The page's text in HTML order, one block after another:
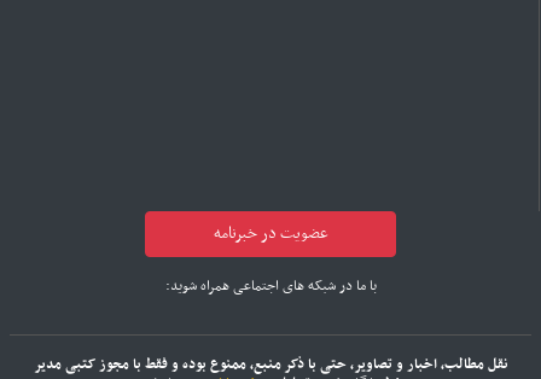
عضویت در خبرنامه
با ما در شبکه های اجتماعی همراه شوید:
نقل مطالب، اخبار و تصاویر، حتی با ذکر منبع، ممنوع بوده و فقط با مجوز کتبی مدیر